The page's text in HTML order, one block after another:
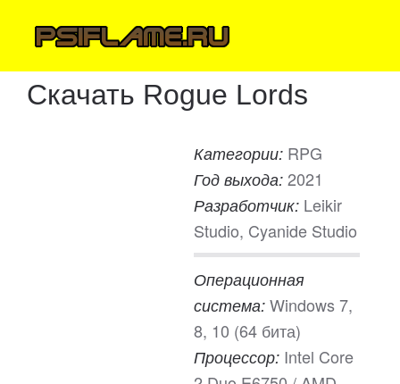
Скачать Rogue Lords
Категории: RPG
Год выхода: 2021
Разработчик: Leikir
Studio, Cyanide Studio
Операционная
система: Windows 7,
8, 10 (64 бита)
Процессор: Intel Core